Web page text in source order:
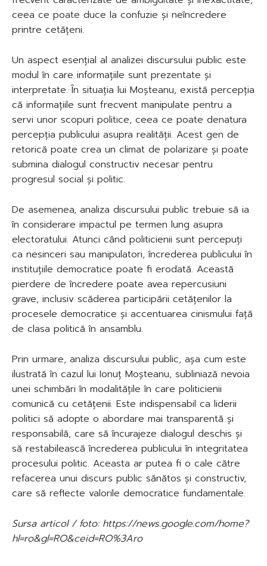
ceea ce poate duce la confuzie și neîncredere
printre cetățeni.
Un aspect esențial al analizei discursului public este
modul în care informațiile sunt prezentate și
interpretate. În situația lui Moșteanu, există percepția
că informațiile sunt frecvent manipulate pentru a
servi unor scopuri politice, ceea ce poate denatura
percepția publicului asupra realității. Acest gen de
retorică poate crea un climat de polarizare și poate
submina dialogul constructiv necesar pentru
progresul social și politic.
De asemenea, analiza discursului public trebuie să ia
în considerare impactul pe termen lung asupra
electoratului. Atunci când politicienii sunt percepuți
ca nesinceri sau manipulatori, încrederea publicului în
instituțiile democratice poate fi erodată. Această
pierdere de încredere poate avea repercusiuni
grave, inclusiv scăderea participării cetățenilor la
procesele democratice și accentuarea cinismului față
de clasa politică în ansamblu.
Prin urmare, analiza discursului public, așa cum este
ilustrată în cazul lui Ionuț Moșteanu, subliniază nevoia
unei schimbări în modalitățile în care politicienii
comunică cu cetățenii. Este indispensabil ca liderii
politici să adopte o abordare mai transparentă și
responsabilă, care să încurajeze dialogul deschis și
să restabilească încrederea publicului în integritatea
procesului politic. Aceasta ar putea fi o cale către
refacerea unui discurs public sănătos și constructiv,
care să reflecte valorile democratice fundamentale.
Sursa articol / foto: https://news.google.com/home?
hl=ro&gl=RO&ceid=RO%3Aro